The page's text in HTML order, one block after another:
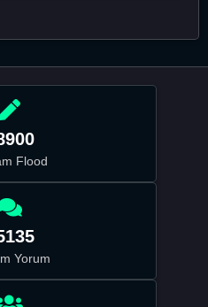
Flood
Yorum